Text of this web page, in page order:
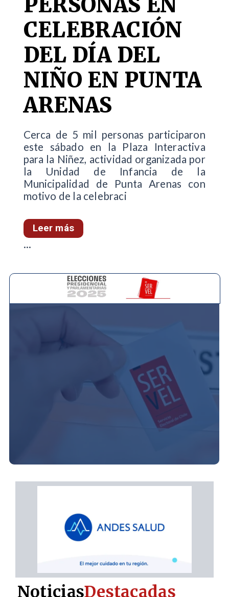
CELEBRACIÓN
DEL DÍA DEL
NIÑO EN PUNTA
ARENAS
Cerca de 5 mil personas participaron
este sábado en la Plaza Interactiva
para la Niñez, actividad organizada por
la Unidad de Infancia de la
Municipalidad de Punta Arenas con
motivo de la celebraci
Leer más
...
NoticiasDestacadas